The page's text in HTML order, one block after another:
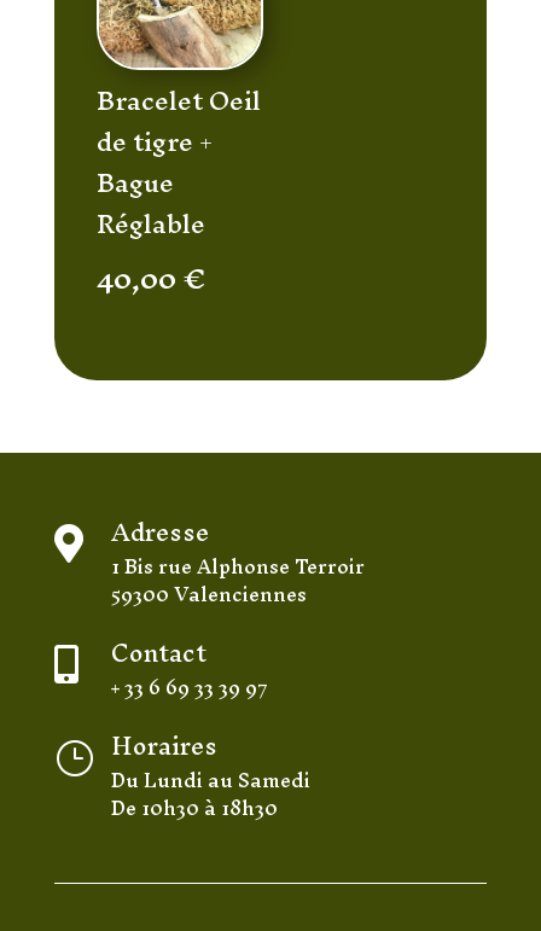
Bracelet Oeil
de tigre +
Bague
Réglable
40,00€
 Adresse
1 Bis rue Alphonse Terroir
59300 Valenciennes
 Contact
+ 33 6 69 33 39 97
} Horaires
Du Lundi au Samedi
De 10h30 à 18h30